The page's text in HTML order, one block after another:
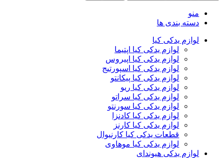
منو
دسته بندی ها
لوازم یدکی کیا
لوازم یدکی کیا اپتیما
لوازم یدکی کیا اپیروس
لوازم یدکی کیا اسپورتیج
لوازم یدکی کیا پیکانتو
لوازم یدکی کیا ریو
لوازم یدکی کیا سراتو
لوازم یدکی کیا سورنتو
لوازم یدکی کیا کادنزا
لوازم یدکی کیا کارنز
قطعات یدکی کیا کارنیوال
لوازم یدکی کیا موهاوی
لوازم یدکی هیوندای